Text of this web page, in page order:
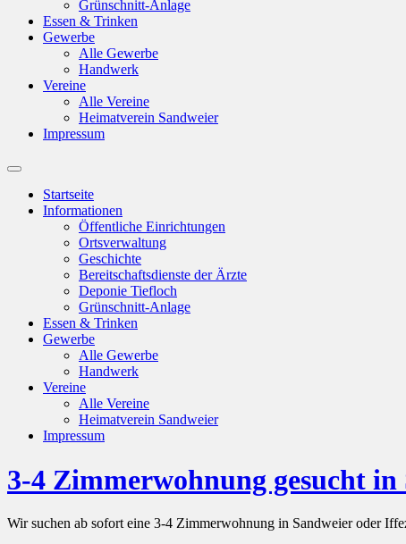
Grünschnitt-Anlage
Essen & Trinken
Gewerbe
Alle Gewerbe
Handwerk
Vereine
Alle Vereine
Heimatverein Sandweier
Impressum
Suchfeld
ein-/ausblenden
Startseite
Informationen
Öffentliche Einrichtungen
Ortsverwaltung
Geschichte
Bereitschaftsdienste der Ärzte
Deponie Tiefloch
Grünschnitt-Anlage
Essen & Trinken
Gewerbe
Alle Gewerbe
Handwerk
Vereine
Alle Vereine
Heimatverein Sandweier
Impressum
3-4 Zimmerwohnung gesucht in
Wir suchen ab sofort eine 3-4 Zimmerwohnung in Sandweier oder